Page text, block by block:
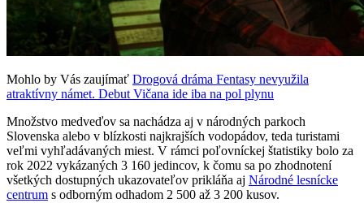
Mohlo by Vás zaujímať Drogová dráma Fentasy nevyužila
atraktívny námet. Debut Vičana ide iba na pol plynu
Množstvo medveďov sa nachádza aj v národných parkoch
Slovenska alebo v blízkosti najkrajších vodopádov, teda turistami
veľmi vyhľadávaných miest. V rámci poľovníckej štatistiky bolo za
rok 2022 vykázaných 3 160 jedincov, k čomu sa po zhodnotení
všetkých dostupných ukazovateľov prikláňa aj Národné lesnícke
centrum s odborným odhadom 2 500 až 3 200 kusov.